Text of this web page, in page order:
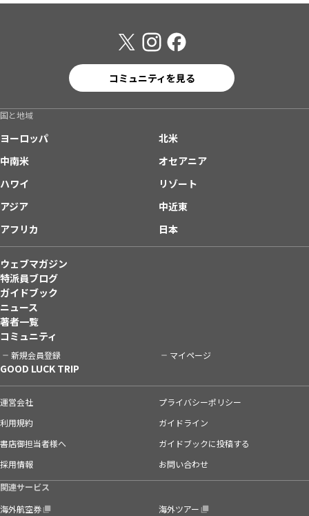
コミュニティを見る
国と地域
ヨーロッパ
北米
中南米
オセアニア
ハワイ
リゾート
アジア
中近東
アフリカ
日本
ウェブマガジン
特派員ブログ
ガイドブック
ニュース
著者一覧
コミュニティ
新規会員登録 マイページ
GOOD LUCK TRIP
運営会社
プライバシーポリシー
利用規約
ガイドライン
書店御担当者様へ
ガイドブックに投稿する
採用情報
お問い合わせ
関連サービス
海外航空券
海外ツアー